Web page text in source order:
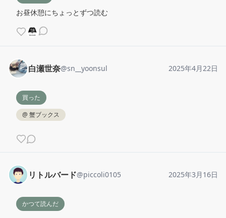
お昼休憩にちょっとずつ読む
白瀬世奈@sn__yoonsul 2025年4月22日
買った
@ 蟹ブックス
リトルバード@piccoli0105 2025年3月16日
かつて読んだ